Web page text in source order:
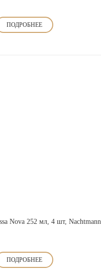
ПОДРОБНЕЕ
Nova 252 мл, 4 шт, Nachtmann
ПОДРОБНЕЕ